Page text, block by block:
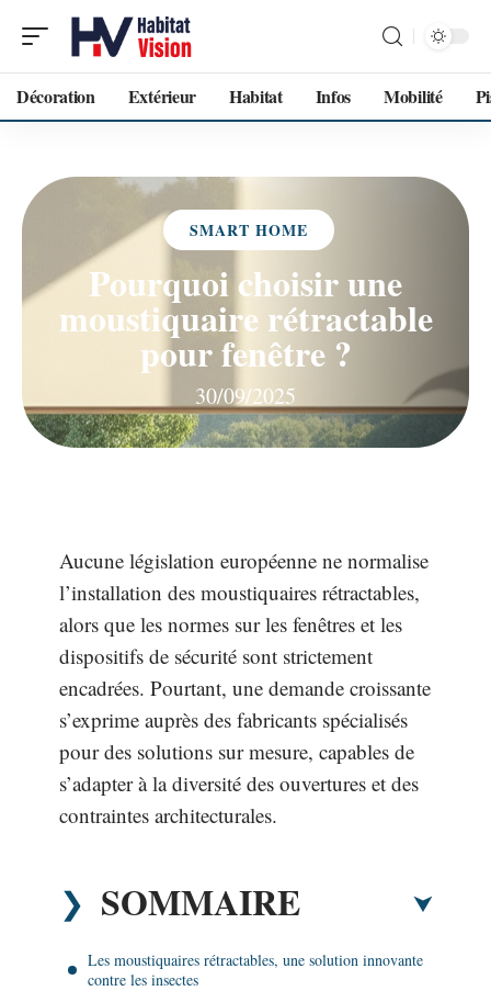
Décoration Extérieur Habitat Infos Mobilité
SMART HOME
Pourquoi choisir une
moustiquaire rétractable
pour fenêtre ?
30/09/2025
Aucune législation européenne ne normalise
l’installation des moustiquaires rétractables,
alors que les normes sur les fenêtres et les
dispositifs de sécurité sont strictement
encadrées. Pourtant, une demande croissante
s’exprime auprès des fabricants spécialisés
pour des solutions sur mesure, capables de
s’adapter à la diversité des ouvertures et des
contraintes architecturales.
SOMMAIRE
Les moustiquaires rétractables, une solution innovante
contre les insectes